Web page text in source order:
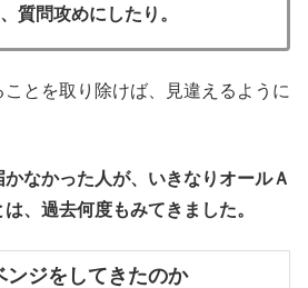
質問攻めにしたり。
ことを取り除けば、見違えるように
なかった人が、いきなりオールＡ
、過去何度もみてきました。
ンジをしてきたのか